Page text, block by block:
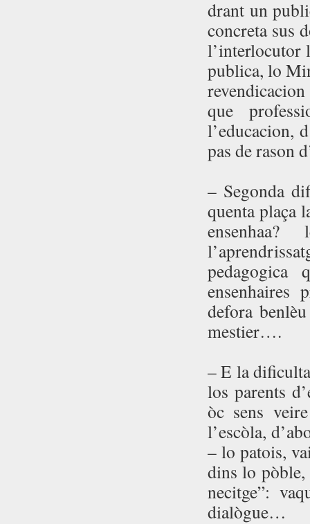
drant un
concreta sus
l’interlocutor
publica, lo
que
l’educacion,
pas de rason
– Segonda
quenta plaça
pedagogica
ensenhaires
defora
mestier….
– E la
los parents
òc sens
l’escòla,
– lo patois,
dins lo pòble,
necitge”:
dialògue…